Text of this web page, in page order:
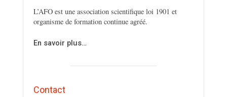
L’AFO est une association scientifique loi 1901 et
organisme de formation continue agréé.
En savoir plus…
Contact